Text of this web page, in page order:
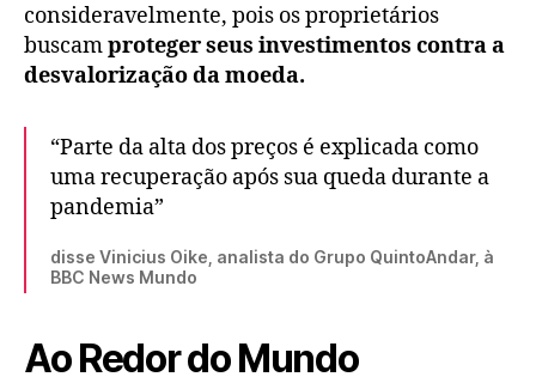
consideravelmente, pois os proprietários
buscamproteger seus investimentos contra a
desvalorização da moeda.
“Parte da alta dos preços é explicada como
uma recuperação após sua queda durante a
pandemia”
disse Vinicius Oike, analista do Grupo QuintoAndar, à
BBC News Mundo
Ao Redor do Mundo